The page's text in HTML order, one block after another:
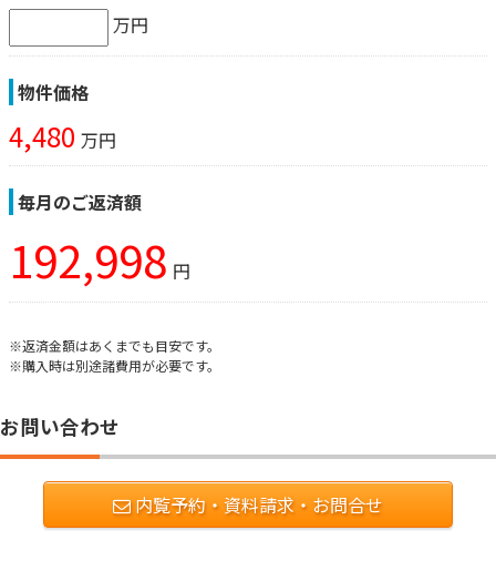
万円
物件価格
4,480 万円
毎月のご返済額
192,998 円
※返済金額はあくまでも目安です。
※購入時は別途諸費用が必要です。
お問い合わせ
内覧予約・資料請求・お問合せ